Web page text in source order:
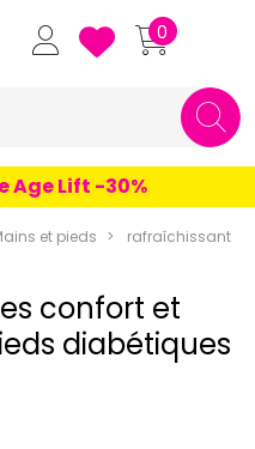
Grande
0
Age Lift -30%
et pieds rafraîchissant
confort et
diabétiques